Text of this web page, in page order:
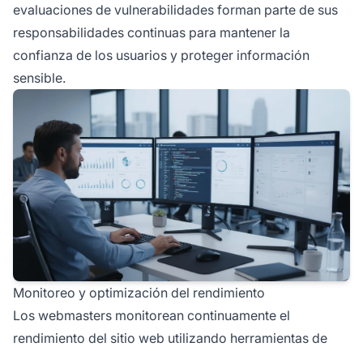
evaluaciones de vulnerabilidades forman parte de sus
responsabilidades continuas para mantener la
confianza de los usuarios y proteger información
sensible.
Monitoreo y optimización del rendimiento
Los webmasters monitorean continuamente el
rendimiento del sitio web utilizando herramientas de